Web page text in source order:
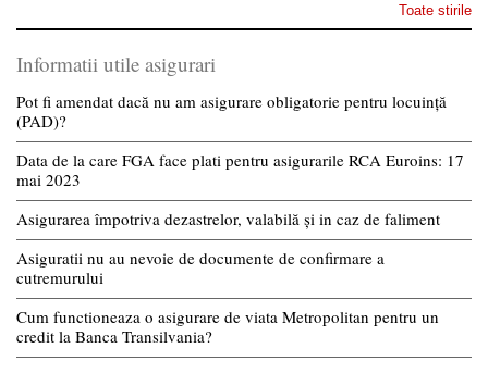
Toate stirile
Informatii utile asigurari
Pot fi amendat dacă nu am asigurare obligatorie pentru locuință
(PAD)?
Data de la care FGA face plati pentru asigurarile RCA Euroins: 17
mai 2023
Asigurarea împotriva dezastrelor, valabilă și in caz de faliment
Asiguratii nu au nevoie de documente de confirmare a
cutremurului
Cum functioneaza o asigurare de viata Metropolitan pentru un
credit la Banca Transilvania?